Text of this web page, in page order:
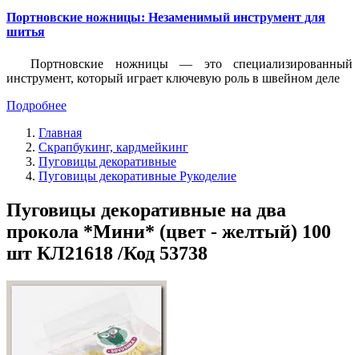
Портновские ножницы: Незаменимый инструмент для
шитья
Портновские ножницы — это специализированный
инструмент, который играет ключевую роль в швейном деле
Подробнее
Главная
Скрапбукинг, кардмейкинг
Пуговицы декоративные
Пуговицы декоративные Рукоделие
Пуговицы декоративные на два
прокола *Мини* (цвет - желтый) 100
шт КЛ21618 /Код 53738